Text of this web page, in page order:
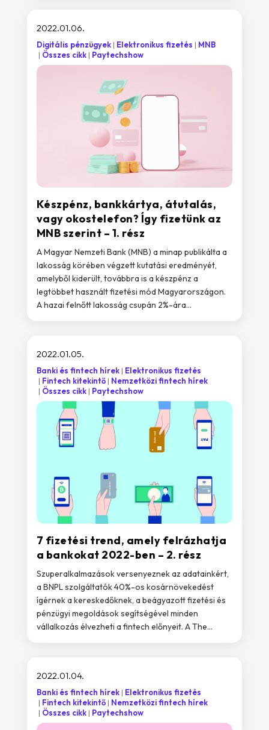
Készpénz, bankkártya, átutalás,
vagy okostelefon? Így fizetünk az
MNB szerint – 1. rész
2022.01.06.
Digitális pénzügyek Elektronikus fizetés
MNB
Összes cikk
Paytechshow
A Magyar Nemzeti Bank (MNB) a minap publikálta a
lakosság körében végzett kutatási eredményét,
amelyből kiderült, továbbra is a készpénz a
legtöbbet használt fizetési mód Magyarországon.
A hazai felnőtt lakosság csupán 2%-ára...
7 fizetési trend, amely felrázhatja
a bankokat 2022-ben – 2. rész
2022.01.05.
Banki és fintech hírek
Elektronikus fizetés
Fintech kitekintő
Nemzetközi fintech hírek
Összes cikk
Paytechshow
Szuperalkalmazások versenyeznek az adatainkért,
a BNPL szolgáltatók 40%-os kosárnövekedést
ígérnek a kereskedőknek, a beágyazott fizetési és
pénzügyi megoldások segítségével minden
vállalkozás élvezheti a fintech előnyeit. A The...
2022.01.04.
Banki és fintech hírek
Elektronikus fizetés
Fintech kitekintő
Nemzetközi fintech hírek
Összes cikk
Paytechshow